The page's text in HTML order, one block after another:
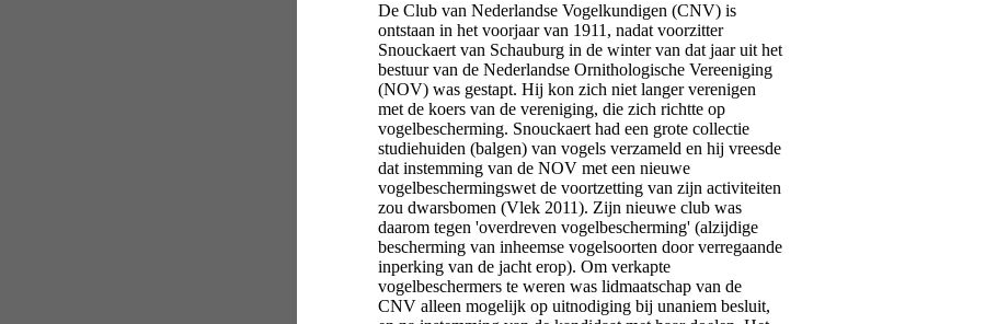
De Club van Nederlandse Vogelkundigen (CNV) is
ontstaan in het voorjaar van 1911, nadat voorzitter
Snouckaert van Schauburg in de winter van dat jaar uit het
bestuur van de Nederlandse Ornithologische Vereeniging
(NOV) was gestapt. Hij kon zich niet langer verenigen
met de koers van de vereniging, die zich richtte op
vogelbescherming. Snouckaert had een grote collectie
studiehuiden (balgen) van vogels verzameld en hij vreesde
dat instemming van de NOV met een nieuwe
vogelbeschermingswet de voortzetting van zijn activiteiten
zou dwarsbomen (Vlek 2011). Zijn nieuwe club was
daarom tegen 'overdreven vogelbescherming' (alzijdige
bescherming van inheemse vogelsoorten door verregaande
inperking van de jacht erop). Om verkapte
vogelbeschermers te weren was lidmaatschap van de
CNV alleen mogelijk op uitnodiging bij unaniem besluit,